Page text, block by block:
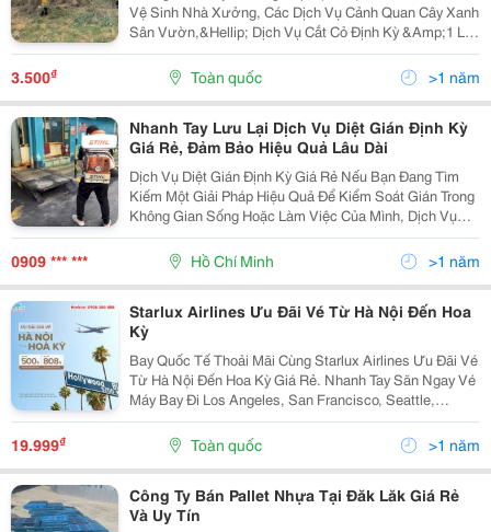
Vệ Sinh Nhà Xưởng, Các Dịch Vụ Cảnh Quan Cây Xanh
Sân Vườn,&Hellip; Dịch Vụ Cắt Cỏ Định Kỳ &Amp;1 Lần
Giá Rẻ Ở Đồng Nai Dịch Vụ Cắt Cỏ Sân Vườn Là Một
Dịch Vụ Cung Cấp Cho Khách Hàng Các Hoạt...
3.500₫ Toàn quốc >1 năm
Nhanh Tay Lưu Lại Dịch Vụ Diệt Gián Định Kỳ
Giá Rẻ, Đảm Bảo Hiệu Quả Lâu Dài
Dịch Vụ Diệt Gián Định Kỳ Giá Rẻ Nếu Bạn Đang Tìm
Kiếm Một Giải Pháp Hiệu Quả Để Kiểm Soát Gián Trong
Không Gian Sống Hoặc Làm Việc Của Mình, Dịch Vụ
Diệt Gián Định Kỳ Giá Rẻ Tại Adpest Chính Là Lựa Chọn
Hoàn Hảo. Với Đội Ngũ Chuyên Gia Giàu Kinh...
0909 *** *** Hồ Chí Minh >1 năm
Starlux Airlines Ưu Đãi Vé Từ Hà Nội Đến Hoa
Kỳ
Bay Quốc Tế Thoải Mãi Cùng Starlux Airlines Ưu Đãi Vé
Từ Hà Nội Đến Hoa Kỳ Giá Rẻ. Nhanh Tay Săn Ngay Vé
Máy Bay Đi Los Angeles, San Francisco, Seattle,
Ontario,&Hellip;. Tại Đại Lý Vé Máy Bay Việt Mỹ ! Đặt
Vé: 0908 380 8 88 Starlux Airlines...
19.999₫ Toàn quốc >1 năm
Công Ty Bán Pallet Nhựa Tại Đăk Lăk Giá Rẻ
Và Uy Tín